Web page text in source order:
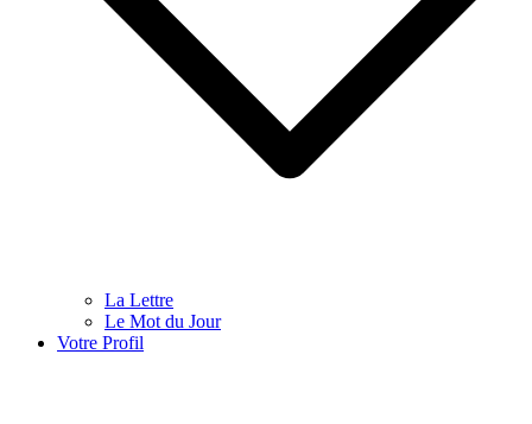
La Lettre
Le Mot du Jour
Votre Profil